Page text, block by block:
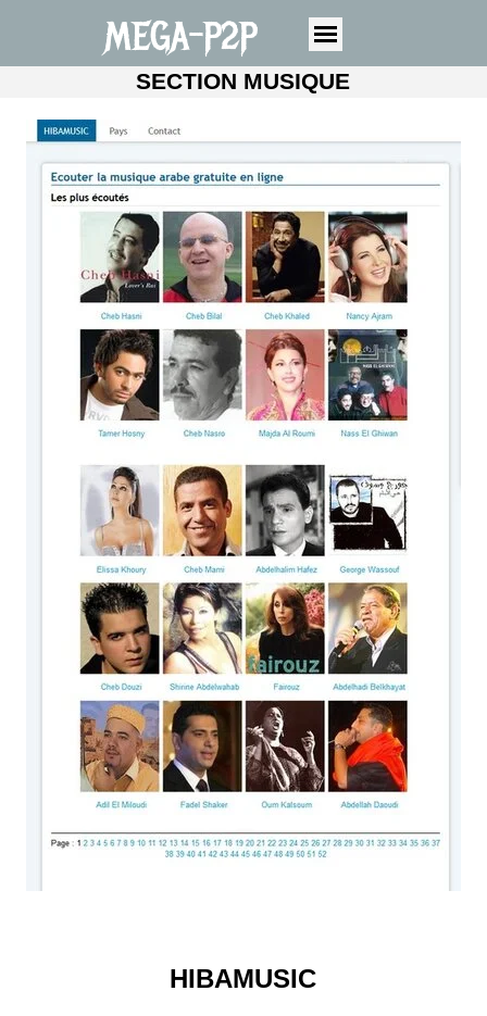
MEGA-P2P
SECTION MUSIQUE
HIBAMUSIC